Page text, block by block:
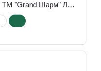
Рідке туалетне мило ТМ "Grand Шарм" Лайм, 5000 мл